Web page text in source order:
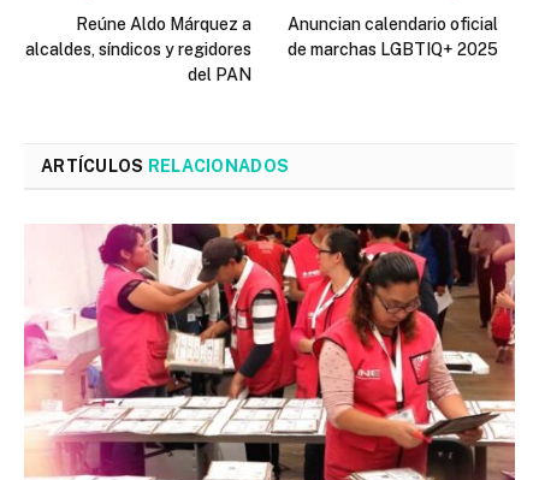
Reúne Aldo Márquez a
alcaldes, síndicos y regidores
del PAN
Anuncian calendario oficial
de marchas LGBTIQ+ 2025
ARTÍCULOS RELACIONADOS